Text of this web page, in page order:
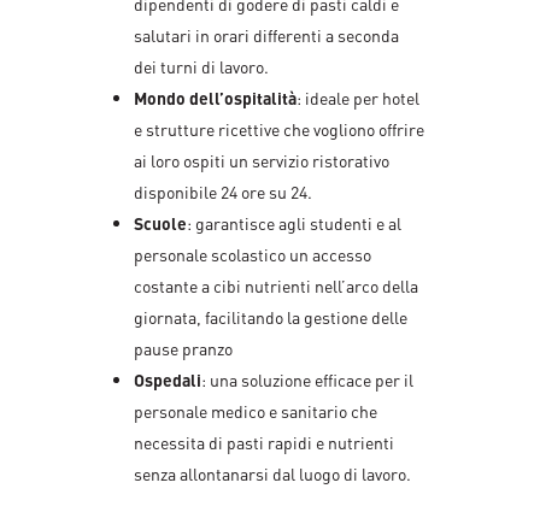
salutari in orari differenti a seconda
dei turni di lavoro.
Mondo dell’ospitalità: ideale per hotel
e strutture ricettive che vogliono offrire
ai loro ospiti un servizio ristorativo
disponibile 24 ore su 24.
Scuole: garantisce agli studenti e al
personale scolastico un accesso
costante a cibi nutrienti nell’arco della
giornata, facilitando la gestione delle
pause pranzo
Ospedali: una soluzione efficace per il
personale medico e sanitario che
necessita di pasti rapidi e nutrienti
senza allontanarsi dal luogo di lavoro.